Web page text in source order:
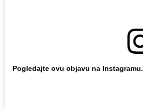
Pogledajte ovu objavu na Instagramu.